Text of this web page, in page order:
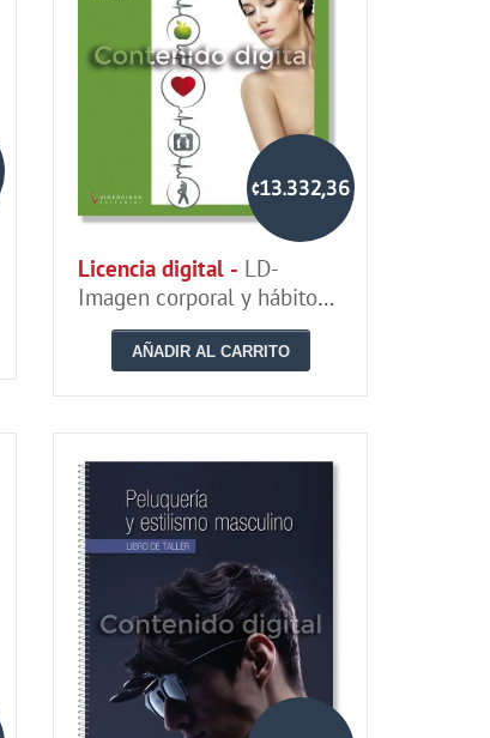
¢13.332,36
Licencia digital - LD-
Imagen corporal y hábitos
saludables
AÑADIR AL CARRITO